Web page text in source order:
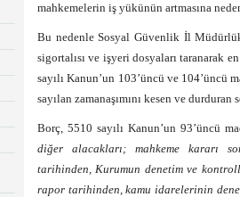
mahkemelerin iş yükünün artmasına
Bu nedenle Sosyal Güvenlik İl
sigortalısı ve işyeri dosyaları taranarak
sayılı Kanun’un 103’üncü ve 104’üncü
sayılan zamanaşımını kesen ve
Borç, 5510 sayılı Kanun’un 93’üncü
diğer alacakları; mahkeme kararı
tarihinden, Kurumun denetim ve
rapor tarihinden, kamu idarelerinin